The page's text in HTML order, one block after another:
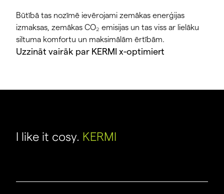
Būtībā tas nozīmē ievērojami zemākas enerģijas
izmaksas, zemākas CO₂ emisijas un tas viss ar lielāku
siltuma komfortu un maksimālām ērtībām.
Uzzināt vairāk par KERMI x-optimiert
I like it cosy. KERMI